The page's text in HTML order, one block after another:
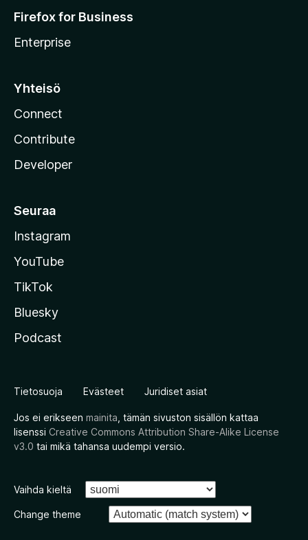
Firefox for Business
Enterprise
Yhteisö
Connect
Contribute
Developer
Seuraa
Instagram
YouTube
TikTok
Bluesky
Podcast
Tietosuoja Evästeet Juridiset asiat
Jos ei erikseen mainita , tämän sivuston sisällön kattaa
lisenssi Creative Commons Attribution Share-Alike License
v3.0 tai mikä tahansa uudempi versio.
Vaihda kieltä
Change theme